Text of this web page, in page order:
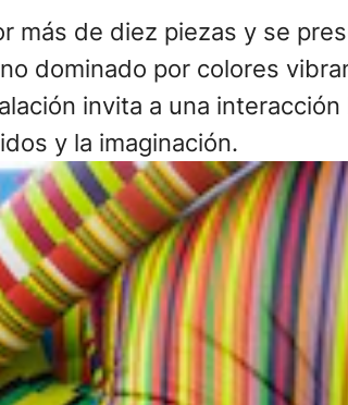
más de diez piezas y se
dominado por colores
invita a una
y la imaginación.